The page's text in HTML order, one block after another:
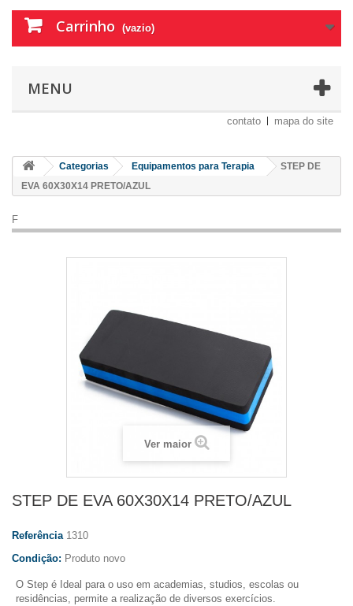
Carrinho (vazio)
MENU
contato mapa do site
Categorias Equipamentos para Terapia
STEP DE
EVA 60X30X14 PRETO/AZUL
F
Ver maior
STEP DE EVA 60X30X14 PRETO/AZUL
Referência 1310
Condição: Produto novo
O Step é Ideal para o uso em academias, studios, escolas ou
residências, permite a realização de diversos exercícios.